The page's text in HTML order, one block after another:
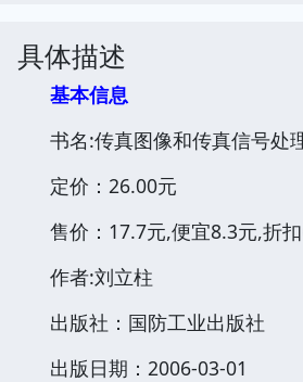
具体描述
基本信息
书名:传真图像和传真信号处
定价：26.00元
售价：17.7元,便宜8.3元,折
作者:刘立柱
出版社：国防工业出版社
出版日期：2006-03-01